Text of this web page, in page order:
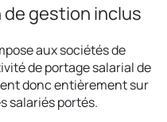
de gestion inclus
aux sociétés de
de portage salarial de
donc entièrement sur
salariés portés.